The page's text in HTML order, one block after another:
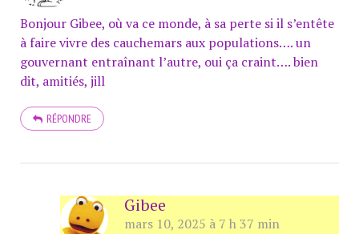
Bonjour Gibee, où va ce monde, à sa perte si il s’entête
à faire vivre des cauchemars aux populations…. un
gouvernant entraînant l’autre, oui ça craint…. bien
dit, amitiés, jill
RÉPONDRE
Gibee
mars 10, 2025 à 7 h 37 min